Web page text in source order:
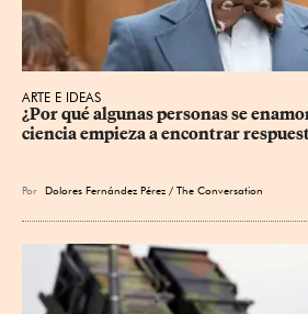
ARTE E IDEAS
¿Por qué algunas personas se
ciencia empieza a encontrar
Por Dolores Fernández Pérez / The Conversation